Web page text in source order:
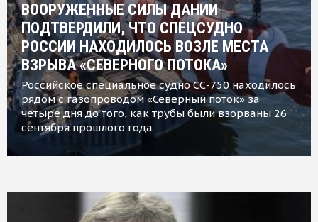
ВООРУЖЕННЫЕ СИЛЫ ДАНИИ
ПОДТВЕРДИЛИ, ЧТО СПЕЦСУДНО
РОССИИ НАХОДИЛОСЬ ВОЗЛЕ МЕСТА
ВЗРЫВА «СЕВЕРНОГО ПОТОКА»
Российское специальное судно СС-750 находилось
рядом с газопроводом «Северный поток» за
четыре дня до того, как трубы были взорваны 26
сентября прошлого года